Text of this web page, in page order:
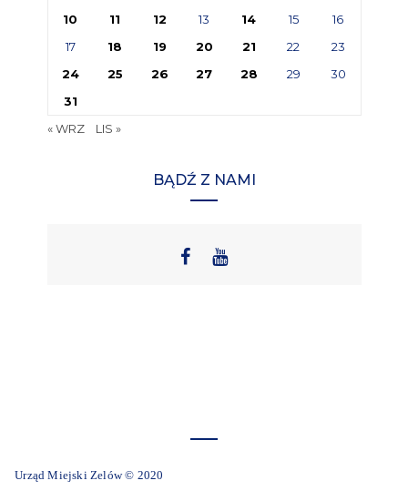
10
11 12 13 14 15
16
17
18 19 20 21 22
23
24
25 26 27 28 29
30
31
« WRZ
LIS »
BĄDŹ Z NAMI
Urząd Miejski Zelów © 2020